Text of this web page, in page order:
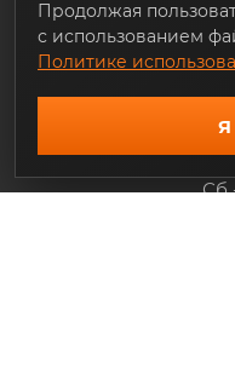
г.
Сб
Продолжая
с использованием
Политике
Я